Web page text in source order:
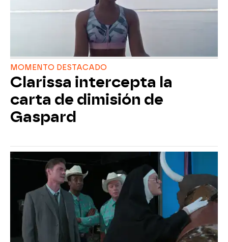
MOMENTO DESTACADO
Clarissa intercepta la
carta de dimisión de
Gaspard